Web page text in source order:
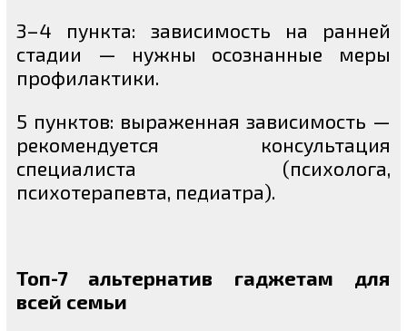
3–4 пункта: зависимость на ранней
стадии — нужны осознанные меры
профилактики.
5 пунктов: выраженная зависимость —
рекомендуется консультация
специалиста (психолога,
психотерапевта, педиатра).
Топ-7 альтернатив гаджетам для
всей семьи